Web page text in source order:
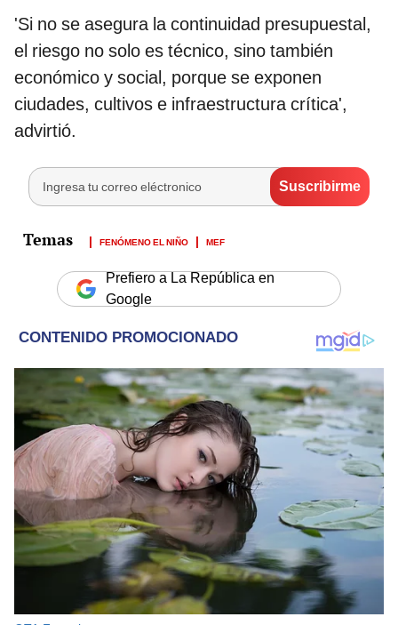
'Si no se asegura la continuidad presupuestal,
el riesgo no solo es técnico, sino también
económico y social, porque se exponen
ciudades, cultivos e infraestructura crítica',
advirtió.
FENÓMENO EL NIÑO MEF
Prefiero a La República en
Google